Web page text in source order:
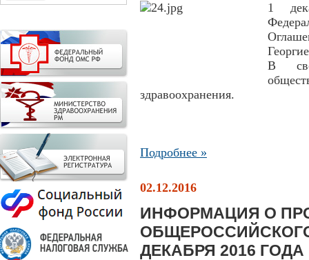
1
В
здравоохранения.
Подробнее »
02.12.2016
ИНФОРМАЦИЯ О
ДЕКАБРЯ 2016 ГОДА